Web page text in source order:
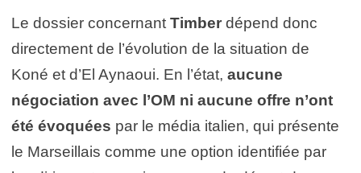
Le dossier concernant Timber dépend donc
directement de l’évolution de la situation de
Koné et d’El Aynaoui. En l’état, aucune
négociation avec l’OM ni aucune offre n’ont
été évoquées par le média italien, qui présente
le Marseillais comme une option identifiée par